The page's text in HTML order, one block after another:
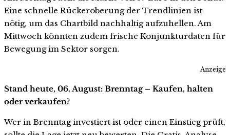
Eine schnelle Rückeroberung der Trendlinien ist
nötig, um das Chartbild nachhaltig aufzuhellen. Am
Mittwoch könnten zudem frische Konjunkturdaten für
Bewegung im Sektor sorgen.
Anzeige
Stand heute, 06. August: Brenntag – Kaufen, halten
oder verkaufen?
Wer in Brenntag investiert ist oder einen Einstieg prüft,